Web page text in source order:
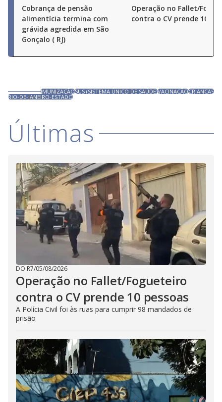
Cobrança de pensão
alimentícia termina com
grávida agredida em São
Gonçalo ( RJ)
Operação no Fallet/
contra o CV prende 10
IMUNIZAÇÃOSUS (SISTEMA ÚNICO DE SAÚDE)VACINAÇÃOCRIANCAS
RIO-DE-JANEIRO-ESTADO
Últimas
DO R7/05/08/2026
Operação no Fallet/Fogueteiro
contra o CV prende 10 pessoas
A Polícia Civil foi às ruas para cumprir 98 mandados de
prisão